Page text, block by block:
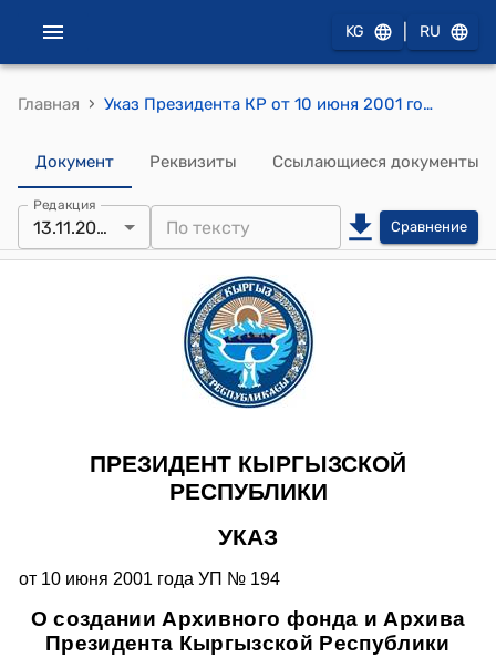
KG RU
Главная › Указ Президента КР от 10 июня 2001 года УП №194 " О создании Архивного фонда и Архива Президента Кыргызской Республики"
Документ Реквизиты Ссылающиеся документы
Редакция
13.11.2023 Сравнение